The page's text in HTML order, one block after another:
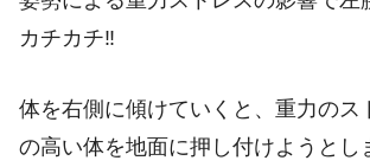
カチカチ‼️
体を右側に傾けていくと、重力のス
の高い体を地面に押し付けようとし